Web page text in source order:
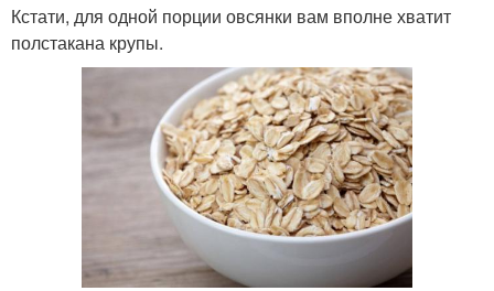
Кстати, для одной порции овсянки вам вполне хватит
полстакана крупы.